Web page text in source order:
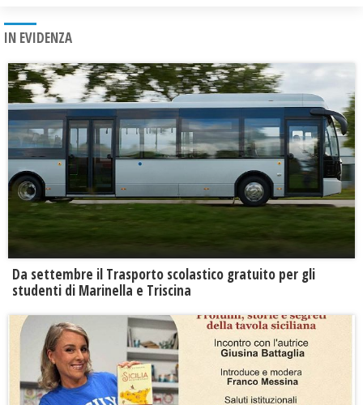
IN EVIDENZA
Da settembre il Trasporto scolastico gratuito per gli
studenti di Marinella e Triscina